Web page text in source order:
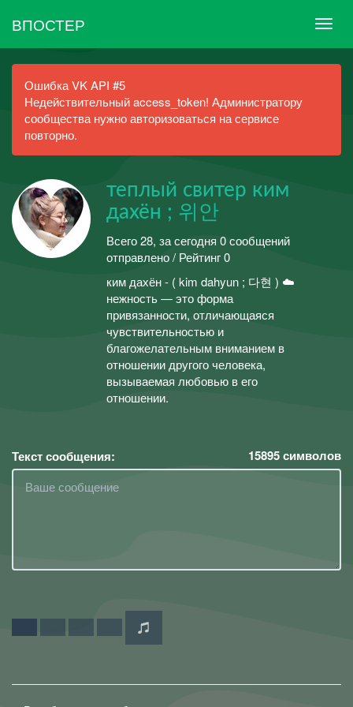
ВПОСТЕР
Ошибка VK API #5
Недействительный access_token! Администратору
сообщества нужно авторизоваться на сервисе
повторно.
теплый свитер ким
дахён ; 위안
Всего 28, за сегодня 0 сообщений
отправлено / Рейтинг 0
ким дахён - ( kim dahyun ; 다현 ) ☁️
нежность — это форма
привязанности, отличающаяся
чувствительностью и
благожелательным вниманием в
отношении другого человека,
вызываемая любовью в его
отношении.
Текст сообщения: 15895символов